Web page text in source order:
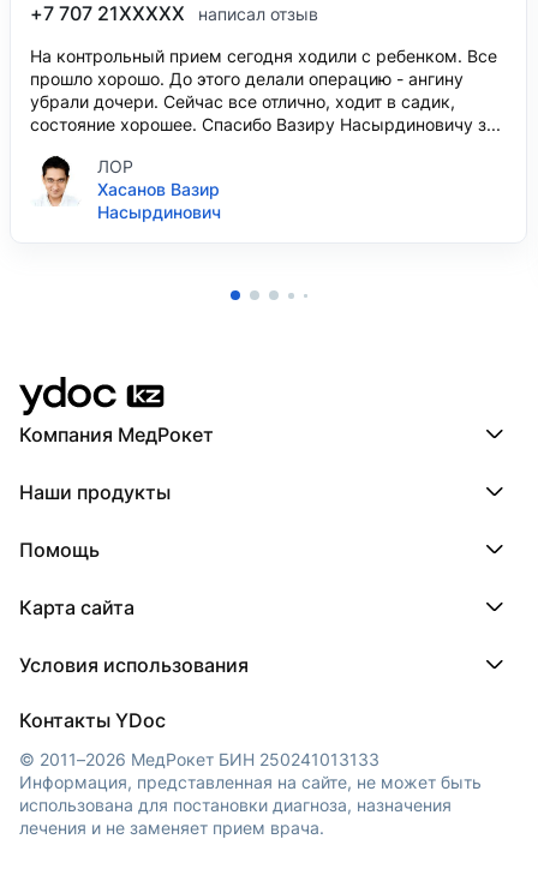
+7 707 21XXXXX написал отзыв
На контрольный прием сегодня ходили с ребенком. Все
прошло хорошо. До этого делали операцию - ангину
убрали дочери. Сейчас все отлично, ходит в садик,
состояние хорошее. Спасибо Вазиру Насырдиновичу з...
ЛОР
Хасанов Вазир
Насырдинович
Компания МедРокет
О YDoc
Наши продукты
ПроТаблетки
МедТочка
Помощь
Регистрация врача
Карта сайта
Регионы
Клиники
Условия использования
Обработка персональных данных
Контакты YDoc
© 2011–2026 МедРокет БИН 250241013133
Информация, представленная на сайте, не может быть
использована для постановки диагноза, назначения
лечения и не заменяет прием врача.